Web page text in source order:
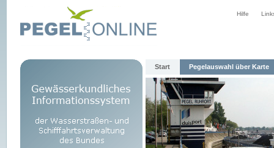
Hilfe
Start Pegelauswahl über Karte